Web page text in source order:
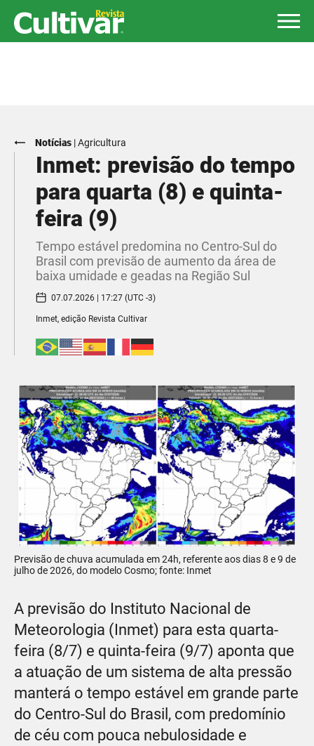
Notícias |Agricultura
Inmet: previsão do tempo
para quarta (8) e quinta-
feira (9)
Tempo estável predomina no Centro-Sul do
Brasil com previsão de aumento da área de
baixa umidade e geadas na Região Sul
07.07.2026 | 17:27 (UTC -3)
Inmet, edição Revista Cultivar
Previsão de chuva acumulada em 24h, referente aos dias 8 e 9 de
julho de 2026, do modelo Cosmo; fonte: Inmet
A previsão do Instituto Nacional de
Meteorologia (Inmet) para esta quarta-
feira (8/7) e quinta-feira (9/7) aponta que
a atuação de um sistema de alta pressão
manterá o tempo estável em grande parte
do Centro-Sul do Brasil, com predomínio
de céu com pouca nebulosidade e